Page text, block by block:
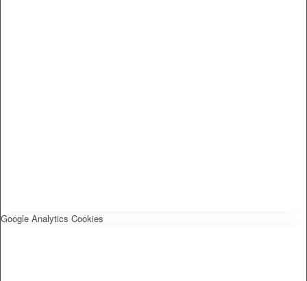
Google Analytics Cookies